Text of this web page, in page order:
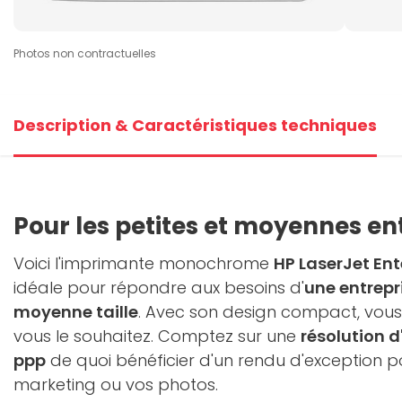
Photos non contractuelles
Description & Caractéristiques techniques
Pour les petites et moyennes
Voici l'imprimante monochrome HP LaserJet
idéale pour répondre aux besoins d'une
moyenne taille. Avec son design compact,
vous le souhaitez. Comptez sur une résolution
ppp de quoi bénéficier d'un rendu d'exception
marketing ou vos photos.